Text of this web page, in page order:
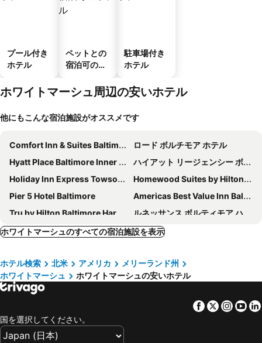
プール付き
ホテル
ペットとの
宿泊可のホ
駐車場付き
ホテル
ホワイトマーシュ周辺の安いホテル
他にもこんな宿泊施設がオススメです
Comfort Inn & Suites Baltimore Inner Harbor
ロード ボルチモア ホテル
Hyatt Place Baltimore Inner Harbor
ハイアット リージェンシー ボルチモアインナーハーバー
Holiday Inn Express Towson Baltimore N By Ihg
Homewood Suites by Hilton Baltimore
Pier 5 Hotel Baltimore
Americas Best Value Inn Baltimore
Tru by Hilton Baltimore Harbor East
ルネッサンス ボルティモア ハーバープレイス ホテル
Days Inn by Wyndham Baltimore Inner Harbor
ラ キンタ イン & スイーツ ボルチモア ノース / ホワイト マーシュ
Hotel Indigo Baltimore Downtown By Ihg
レジデンス イン バイ マリオット ボルティモア インナー ハーバー
ラマダ ホテル & カンファレンス センター バイ ウィンダム エッジウッド
Sonesta Hotel Baltimore Inner Harbor
La Quinta Inn & Suites by Wyndham Baltimore Downtown
シェラトン インナー ハーバー ホテル
SpringHill Suites by Marriott Baltimore Downtown Convention Center Area
ハンプトン イン ボルティモア – カムデン ヤーズ
ホワイトマーシュのすべての宿泊施設を表示
ホテル検索 北米 アメリカ
メリーランド州
ホワイトマーシュ
ホワイトマーシュの安いホテル
Facebook
Twitter
国を選択してください。